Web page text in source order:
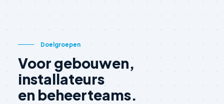
Doelgroepen
Voor gebouwen,
installateurs
en beheerteams.